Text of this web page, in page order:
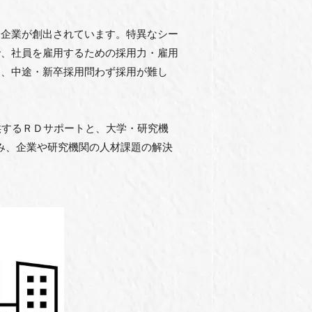
業が創出されています。特異なシー
社員を雇⽤するための採⽤⼒・雇⽤
中途・新卒採⽤問わず採⽤が難し
るＲＤサポートと、⼤学・研究機
企業や研究機関の⼈材課題の解決